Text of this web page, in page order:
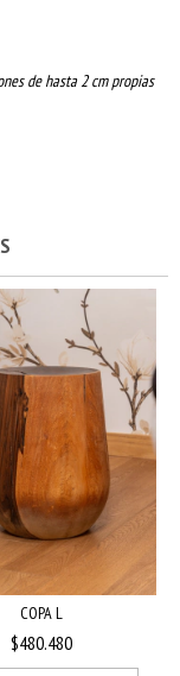
de hasta 2 cm propias
COPA L
$480.480